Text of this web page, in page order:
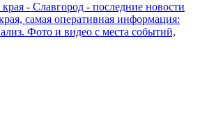
- Славгород - последние новости
самая оперативная информация:
Фото и видео с места событий,